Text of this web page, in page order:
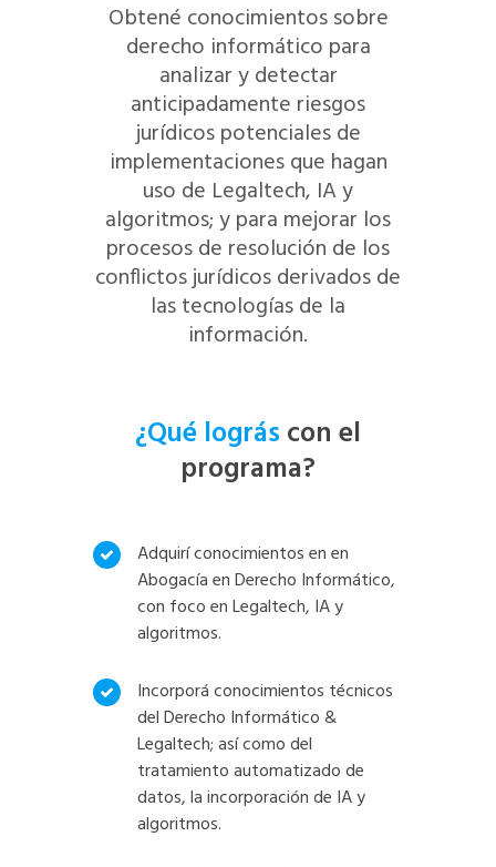
Obtené conocimientos sobre
derecho informático para
analizar y detectar
anticipadamente riesgos
jurídicos potenciales de
implementaciones que hagan
uso de Legaltech, IA y
algoritmos; y para mejorar los
procesos de resolución de los
conflictos jurídicos derivados de
las tecnologías de la
información.
¿Qué lográs con el
programa?
Adquirí conocimientos en en
Abogacía en Derecho Informático,
con foco en Legaltech, IA y
algoritmos.
Incorporá conocimientos técnicos
del Derecho Informático &
Legaltech; así como del
tratamiento automatizado de
datos, la incorporación de IA y
algoritmos.